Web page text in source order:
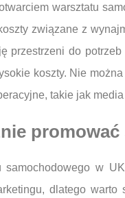
warsztatu
związane z
przestrzeni do
koszty. Nie
takie jak
samochodowego w
dlatego warto